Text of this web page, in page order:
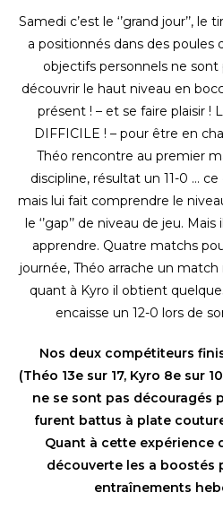
Samedi c’est le ‘’grand jour’’,
a positionnés dans des poules
objectifs personnels ne
découvrir le haut niveau en
présent ! – et se faire plaisir !
DIFFICILE ! – pour être en
Théo rencontre au premier
discipline, résultat un 11-0 …
mais lui fait comprendre le
le ‘’gap’’ de niveau de jeu.
apprendre. Quatre matchs
journée, Théo arrache un
quant à Kyro il obtient
encaisse un 12-0 lors de
Nos deux compétiteurs
(Théo 13e sur 17, Kyro 8e sur
ne se sont pas découragés
furent battus à plate
Quant à cette expérience
découverte les a boostés
entraînements